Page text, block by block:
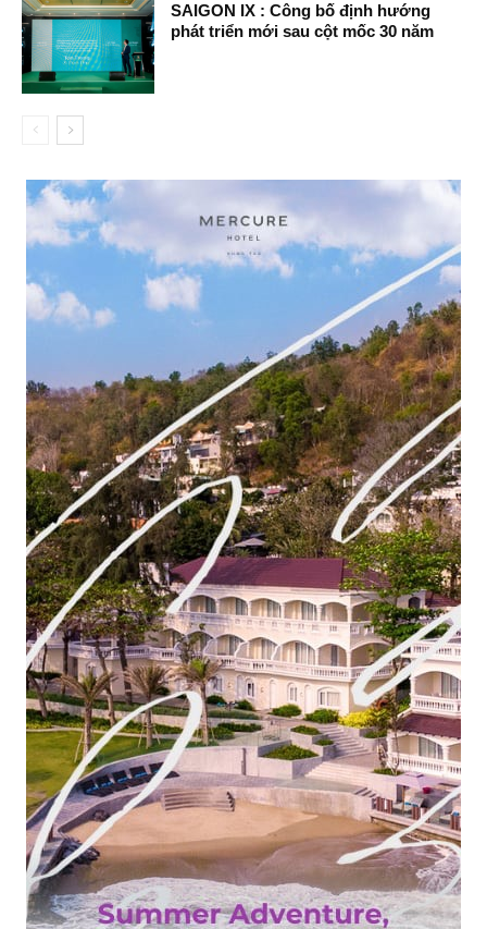
SAIGON IX : Công bố định hướng
phát triển mới sau cột mốc 30 năm